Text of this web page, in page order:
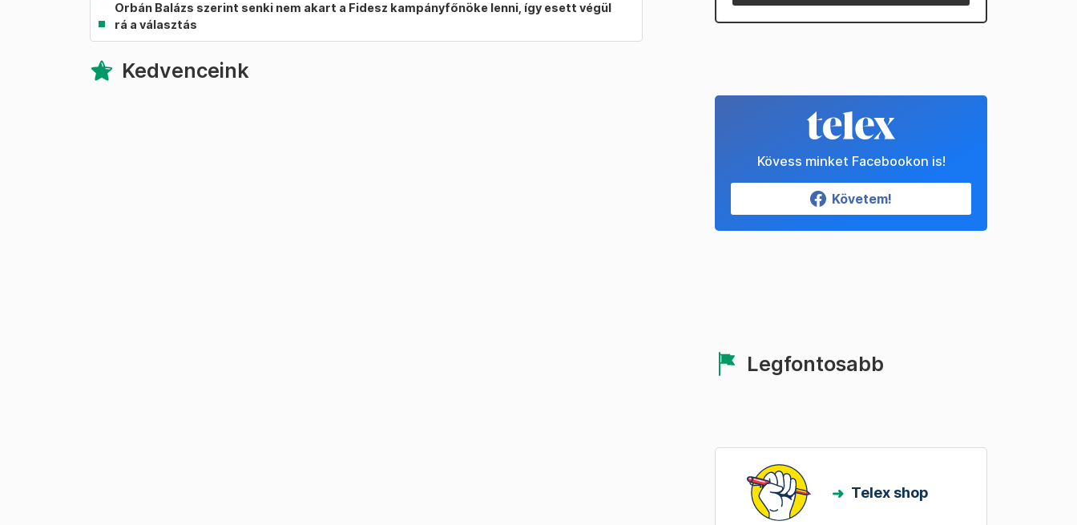
Orbán Balázs szerint senki nem akart a Fidesz kampányfőnöke lenni, így esett végül
rá a választás
Kedvenceink
Kövess minket Facebookon is!
Követem!
Legfontosabb
Telex shop